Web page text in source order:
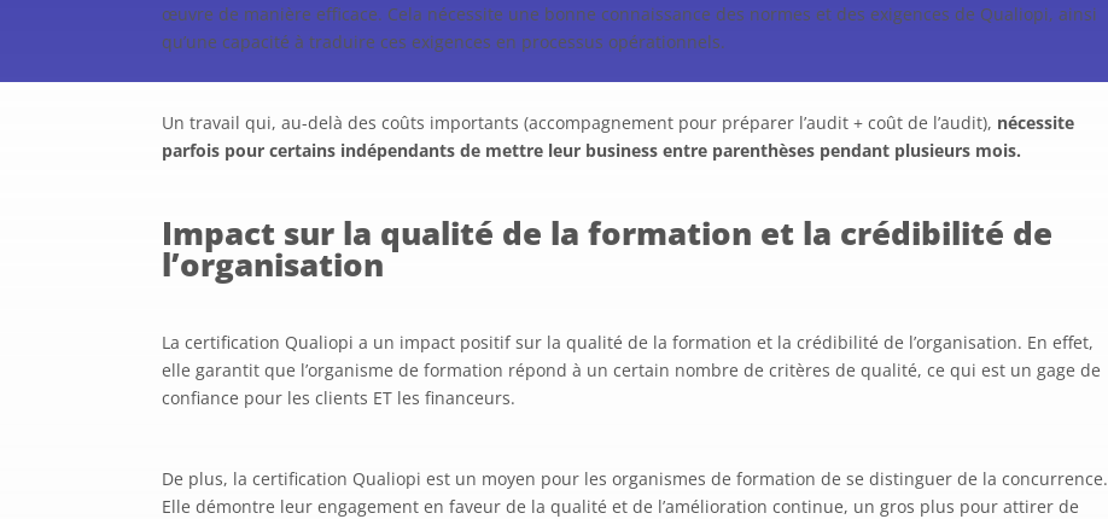
œuvre de manière efficace. Cela nécessite une bonne connaissance des normes et des exigences de Qualiopi, ainsi
qu’une capacité à traduire ces exigences en processus opérationnels.
Un travail qui, au-delà des coûts importants (accompagnement pour préparer l’audit + coût de l’audit), nécessite
parfois pour certains indépendants de mettre leur business entre parenthèses pendant plusieurs mois.
Impact sur la qualité de la formation et la crédibilité de
l’organisation
La certification Qualiopi a un impact positif sur la qualité de la formation et la crédibilité de l’organisation. En effet,
elle garantit que l’organisme de formation répond à un certain nombre de critères de qualité, ce qui est un gage de
confiance pour les clients ET les financeurs.
De plus, la certification Qualiopi est un moyen pour les organismes de formation de se distinguer de la concurrence.
Elle démontre leur engagement en faveur de la qualité et de l’amélioration continue, un gros plus pour attirer de